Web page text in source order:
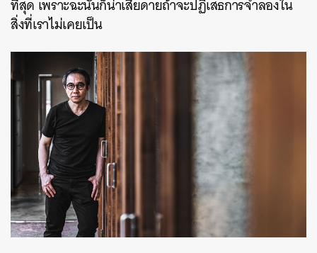
ที่สุด เพราะฉะนั้นก็น่าเสียดายถ้าจะปฏิเสธการจำลองใน
สิ่งที่เราไม่เคยเป็น